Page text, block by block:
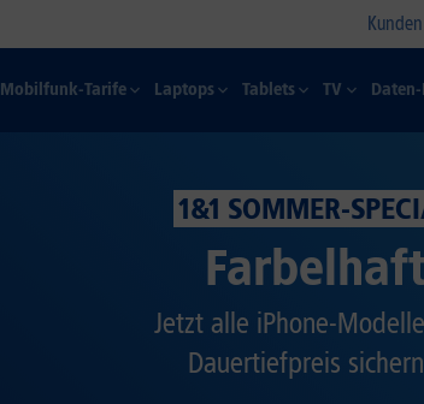
Mobilfunk-Tarife Laptops Tablets TV
1&1 SOMMER-
Jetzt alle iPhone-
Dauertiefpreis